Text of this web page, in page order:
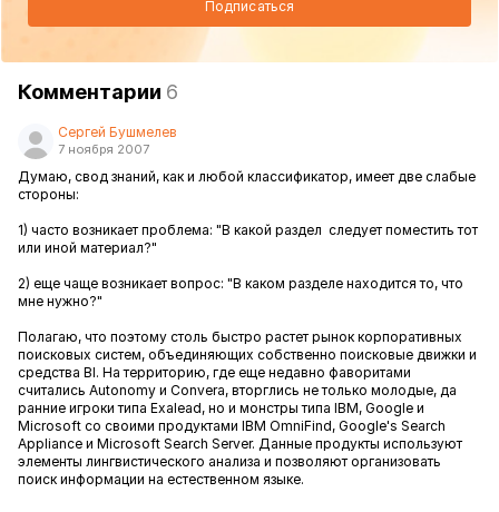
Подписаться
Комментарии 6
Сергей Бушмелев
7 ноября 2007
Думаю, свод знаний, как и любой классификатор, имеет две слабые
стороны:
1) часто возникает проблема: "В какой раздел следует поместить тот
или иной материал?"
2) еще чаще возникает вопрос: "В каком разделе находится то, что
мне нужно?"
Полагаю, что поэтому столь быстро растет рынок корпоративных
поисковых систем, объединяющих собственно поисковые движки и
средства BI. На территорию, где еще недавно фаворитами
считались Autonomy и Convera, вторглись не только молодые, да
ранние игроки типа Exalead, но и монстры типа IBM, Google и
Microsoft со своими продуктами IBM OmniFind, Google's Search
Appliance и Microsoft Search Server. Данные продукты используют
элементы лингвистического анализа и позволяют организовать
поиск информации на естественном языке.